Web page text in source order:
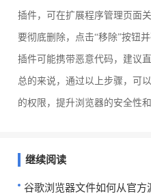
插件，可在扩展程序管理页面
要彻底删除，点击“移除”按钮
插件可能携带恶意代码，建议直
总的来说，通过以上步骤，可
的权限，提升浏览器的安全性和
继续阅读
谷歌浏览器文件如何从官方